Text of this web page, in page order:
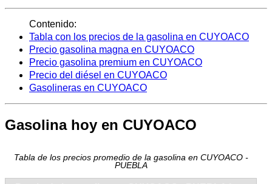
Contenido:
Tabla con los precios de la gasolina en CUYOACO
Precio gasolina magna en CUYOACO
Precio gasolina premium en CUYOACO
Precio del diésel en CUYOACO
Gasolineras en CUYOACO
Gasolina hoy en CUYOACO
Tabla de los precios promedio de la gasolina en CUYOACO -
PUEBLA